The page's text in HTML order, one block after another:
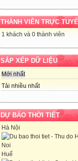
THÀNH VIÊN TRỰC
1 khách và 0 thành viên
SẮP XẾP DỮ LIỆU
Mới nhất
Tải nhiều nhất
DỰ BÁO THỜI TIẾT
Hà Nội
Huế